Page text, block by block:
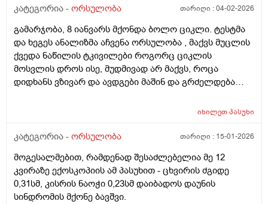
მირჩიოთ ჯერ გენეტიკოსის კონსულტაცია მჭირდება
კატეგორია - ორსულობა თარიღი :04-02-2026
გამარჯობა, 8 იანვარს მქონდა ბოლო ციკლი. ტესტმა
და ხეგეს ანალიზმა აჩვენა ორსულობა , მაქვს მუცლის
ქვედა ნაწილის ტკივილები როგორც ციკლის
მოსვლის დროს ისე, მუდმივად არ მაქვს, როცა
დიდხანს ვზივარ და ავდგები მაშინ და გრძელდება
რომ ვწევარ მაშინ მტკივა იგივე ხანგრძლივობიფ
რაც ასე ვარ.
იხილეთპასუხი
კატეგორია - ორსულობა თარიღი : 15-01-2026
მოგესალმებით, რამდენად შესაძლებელია მე 12
კვირაზე ექოსკოპიის ამ პასუხით - ცხვირის ძგიდე
0,31სმ, კისრის ნაოჭი 0,23სმ დაიბადოს დაუნის
სინდრომის მქონე ბავშვი.